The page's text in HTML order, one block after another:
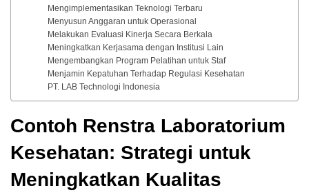
Mengimplementasikan Teknologi Terbaru
Menyusun Anggaran untuk Operasional
Melakukan Evaluasi Kinerja Secara Berkala
Meningkatkan Kerjasama dengan Institusi Lain
Mengembangkan Program Pelatihan untuk Staf
Menjamin Kepatuhan Terhadap Regulasi Kesehatan
PT. LAB Technologi Indonesia
Contoh Renstra Laboratorium
Kesehatan: Strategi untuk
Meningkatkan Kualitas